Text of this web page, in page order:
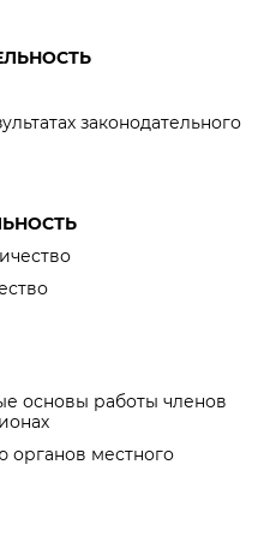
законодательного
основы работы членов
органов местного